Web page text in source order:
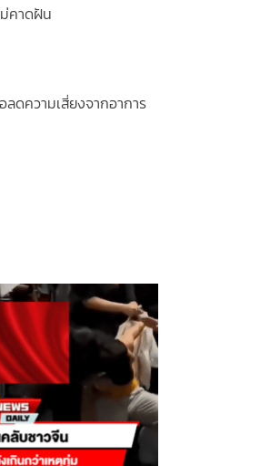
คาดฝัน
ดความเสี่ยงจากอาการ